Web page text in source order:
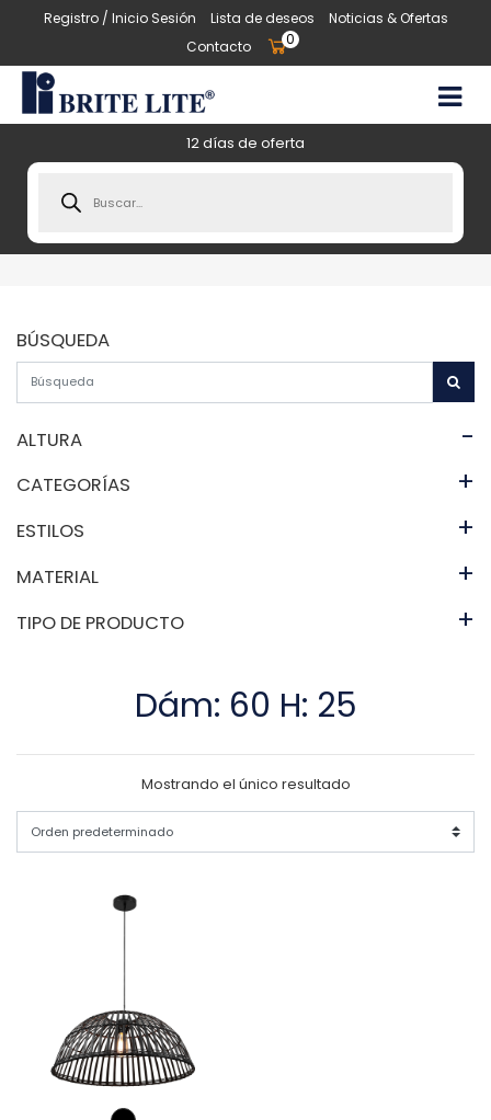
Registro / Inicio Sesión Lista de deseos
Noticias & Ofertas
Contacto
0
12 días de oferta
search
BÚSQUEDA
ALTURA -
CATEGORÍAS +
ESTILOS +
MATERIAL +
TIPO DE PRODUCTO +
Dám: 60 H: 25
Mostrando el único resultado